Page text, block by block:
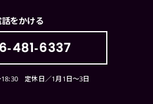
話をかける
481-6337
18:30 定休日／1月1日〜3日